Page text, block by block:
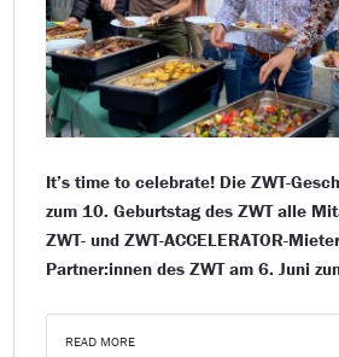
It’s time to celebrate! Die ZWT-
zum 10. Geburtstag des ZWT alle
ZWT- und ZWT-ACCELERATOR-
Partner:innen des ZWT am 6. Juni
READ MORE